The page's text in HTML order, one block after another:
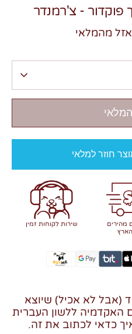
פוקדור - צ'רמנדר
אזל מהמלאי
חוזר למלאי
מהירים
שירות לקוחות זמין
(אבל לא אכיל) שיוצא
האקדמיה ללשון העברית
כדאי לכתוב את זה.